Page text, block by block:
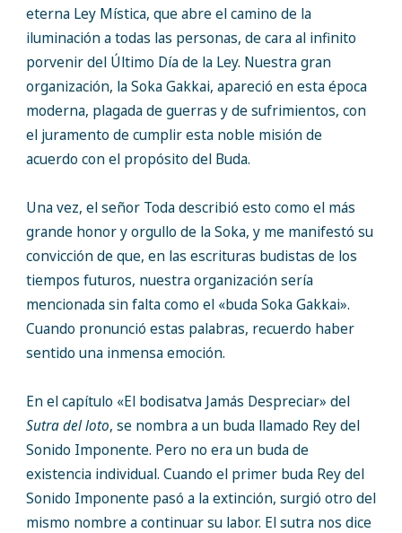
eterna Ley Mística, que abre el camino de la
iluminación a todas las personas, de cara al infinito
porvenir del Último Día de la Ley. Nuestra gran
organización, la Soka Gakkai, apareció en esta época
moderna, plagada de guerras y de sufrimientos, con
el juramento de cumplir esta noble misión de
acuerdo con el propósito del Buda.
Una vez, el señor Toda describió esto como el más
grande honor y orgullo de la Soka, y me manifestó su
convicción de que, en las escrituras budistas de los
tiempos futuros, nuestra organización sería
mencionada sin falta como el «buda Soka Gakkai».
Cuando pronunció estas palabras, recuerdo haber
sentido una inmensa emoción.
En el capítulo «El bodisatva Jamás Despreciar» del
Sutra del loto, se nombra a un buda llamado Rey del
Sonido Imponente. Pero no era un buda de
existencia individual. Cuando el primer buda Rey del
Sonido Imponente pasó a la extinción, surgió otro del
mismo nombre a continuar su labor. El sutra nos dice